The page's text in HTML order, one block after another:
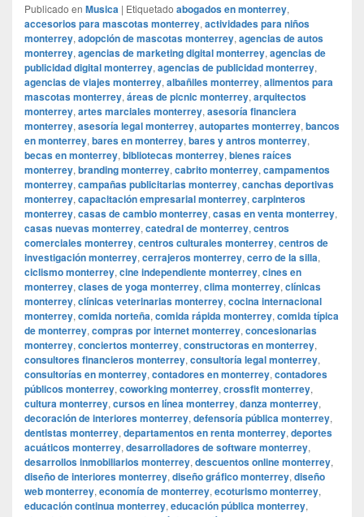
Publicado en Musica | Etiquetado abogados en monterrey,
accesorios para mascotas monterrey, actividades para niños
monterrey, adopción de mascotas monterrey, agencias de autos
monterrey, agencias de marketing digital monterrey, agencias de
publicidad digital monterrey, agencias de publicidad monterrey,
agencias de viajes monterrey, albañiles monterrey, alimentos para
mascotas monterrey, áreas de picnic monterrey, arquitectos
monterrey, artes marciales monterrey, asesoría financiera
monterrey, asesoría legal monterrey, autopartes monterrey, bancos
en monterrey, bares en monterrey, bares y antros monterrey,
becas en monterrey, bibliotecas monterrey, bienes raíces
monterrey, branding monterrey, cabrito monterrey, campamentos
monterrey, campañas publicitarias monterrey, canchas deportivas
monterrey, capacitación empresarial monterrey, carpinteros
monterrey, casas de cambio monterrey, casas en venta monterrey,
casas nuevas monterrey, catedral de monterrey, centros
comerciales monterrey, centros culturales monterrey, centros de
investigación monterrey, cerrajeros monterrey, cerro de la silla,
ciclismo monterrey, cine independiente monterrey, cines en
monterrey, clases de yoga monterrey, clima monterrey, clínicas
monterrey, clínicas veterinarias monterrey, cocina internacional
monterrey, comida norteña, comida rápida monterrey, comida típica
de monterrey, compras por internet monterrey, concesionarias
monterrey, conciertos monterrey, constructoras en monterrey,
consultores financieros monterrey, consultoría legal monterrey,
consultorías en monterrey, contadores en monterrey, contadores
públicos monterrey, coworking monterrey, crossfit monterrey,
cultura monterrey, cursos en línea monterrey, danza monterrey,
decoración de interiores monterrey, defensoría pública monterrey,
dentistas monterrey, departamentos en renta monterrey, deportes
acuáticos monterrey, desarrolladores de software monterrey,
desarrollos inmobiliarios monterrey, descuentos online monterrey,
diseño de interiores monterrey, diseño gráfico monterrey, diseño
web monterrey, economía de monterrey, ecoturismo monterrey,
educación continua monterrey, educación pública monterrey,